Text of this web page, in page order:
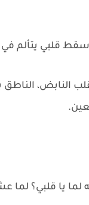
سقط قلبي
النابض، الناطق
يا قلبي؟ لما